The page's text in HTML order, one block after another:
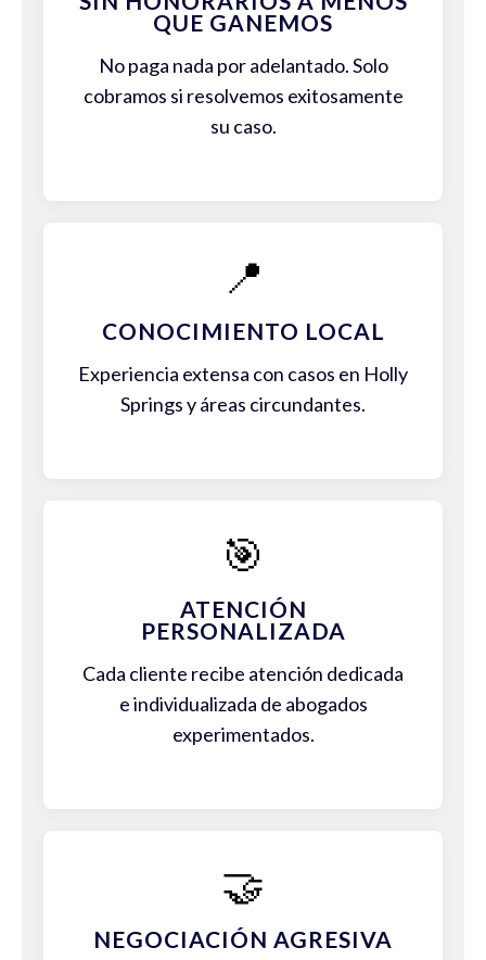
QUE GANEMOS
No paga nada por adelantado. Solo
cobramos si resolvemos exitosamente
su caso.
📍
CONOCIMIENTO LOCAL
Experiencia extensa con casos en Holly
Springs y áreas circundantes.
🎯
ATENCIÓN
PERSONALIZADA
Cada cliente recibe atención dedicada
e individualizada de abogados
experimentados.
🤝
NEGOCIACIÓN AGRESIVA